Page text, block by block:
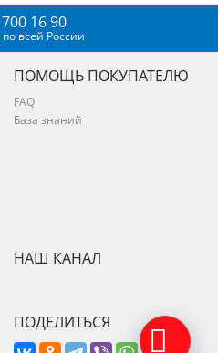
16 90
всей России
ПОМОЩЬ ПОКУПАТЕЛЮ
FAQ
База знаний
НАШ КАНАЛ
ПОДЕЛИТЬСЯ